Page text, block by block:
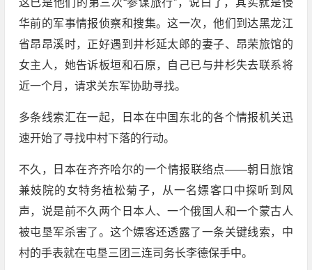
这已是他们的第三次“参谋旅行”，说白了，其实就是侵
华前的军事情报侦察和搜集。这一次，他们到达黑龙江
省昂昂溪时，正好遇到井杉延太郎的妻子、昂荣旅馆的
女主人，她告诉板垣和石原，自己已与井杉失去联系将
近一个月，请求关东军协助寻找。
多条线索汇在一起，日本在中国东北的各个情报机关迅
速开始了寻找中村下落的行动。
不久，日本在齐齐哈尔的一个情报联络点——朝日旅馆
兼妓院的女特务植松菊子，从一名嫖客口中探听到风
声，说是前不久两个日本人、一个俄国人和一个蒙古人
被屯垦军杀害了。这个嫖客还透露了一条关键线索，中
村的手表就在屯垦三团三连司务长李德保手中。